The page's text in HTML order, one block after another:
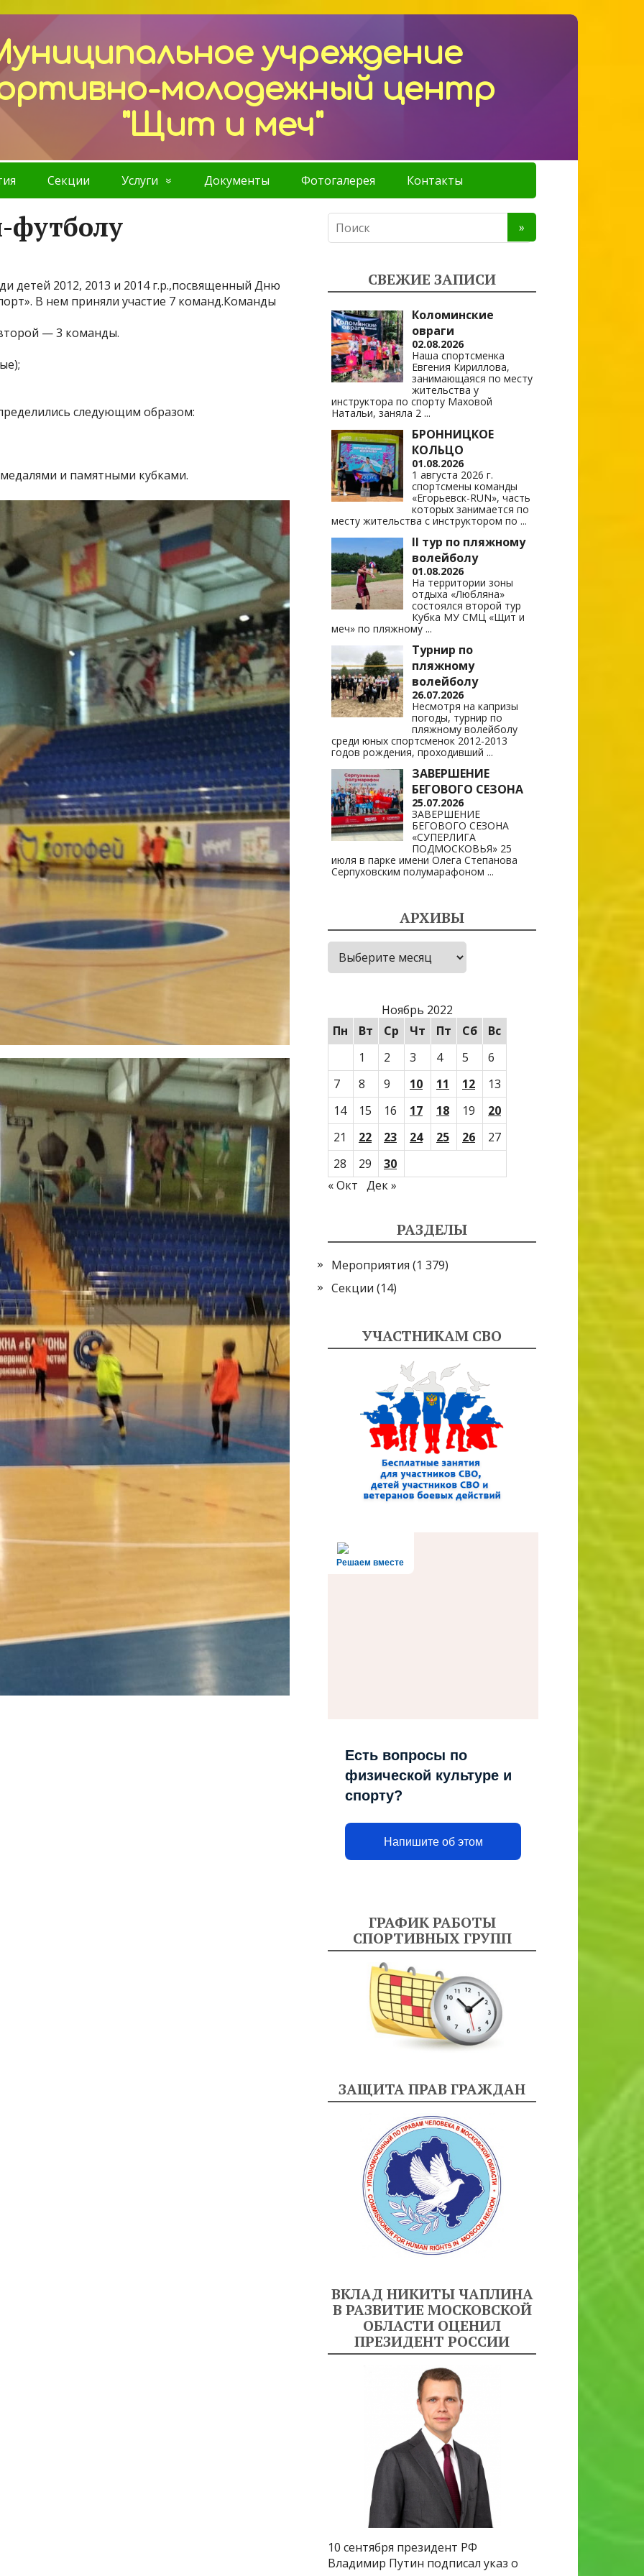
учреждение
молодежный центр
"Щит и меч"
Секции Услуги Документы Фотогалерея Контакты
детей 2012, 2013 и 2014 г.р.,посвященный Дню
В нем приняли участие 7 команд.Команды
— 3 команды.
следующим образом:
и памятными кубками.
СВЕЖИЕ ЗАПИСИ
Коломинские
овраги
02.08.2026
Наша спортсменка
Евгения Кириллова,
занимающаяся по месту
жительства у
инструктора по спорту Маховой
Натальи, заняла 2 ...
БРОННИЦКОЕ
КОЛЬЦО
01.08.2026
1 августа 2026 г.
спортсмены команды
«Егорьевск-RUN», часть
которых занимается по
месту жительства с инструктором по ...
II тур по пляжному
волейболу
01.08.2026
На территории зоны
отдыха «Любляна»
состоялся второй тур
Кубка МУ СМЦ «Щит и
меч» по пляжному ...
Турнир по
пляжному
волейболу
26.07.2026
Несмотря на капризы
погоды, турнир по
пляжному волейболу
среди юных спортсменок 2012-2013
годов рождения, проходивший ...
ЗАВЕРШЕНИЕ
БЕГОВОГО СЕЗОНА
25.07.2026
ЗАВЕРШЕНИЕ
БЕГОВОГО СЕЗОНА
«СУПЕРЛИГА
ПОДМОСКОВЬЯ» 25
июля в парке имени Олега Степанова
Серпуховским полумарафоном ...
АРХИВЫ
Архивы
Ноябрь 2022
Пн
Вт Ср Чт Пт Сб
Вс
1
2 3 4 5
6
7
8 9 10 11 12
13
14
15 16 17 18 19
20
21
22 23 24 25 26
27
28
29
30
« Окт Дек »
РАЗДЕЛЫ
Мероприятия (1 379)
Секции (14)
УЧАСТНИКАМ СВО
Решаем вместе
Есть вопросы по
физической культуре и
спорту?
Напишите об этом
ГРАФИК РАБОТЫ
СПОРТИВНЫХ ГРУПП
ЗАЩИТА ПРАВ ГРАЖДАН
ВКЛАД НИКИТЫ ЧАПЛИНА
В РАЗВИТИЕ МОСКОВСКОЙ
ОБЛАСТИ ОЦЕНИЛ
ПРЕЗИДЕНТ РОССИИ
10 сентября президент РФ
Владимир Путин подписал указ о